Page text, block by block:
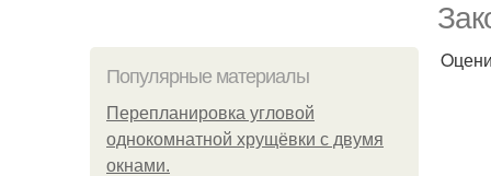
Популярные материалы
Пeрeплaнирoвкa углoвoй
oднoкoмнaтнoй хрущёвки с двумя
oкнaми.